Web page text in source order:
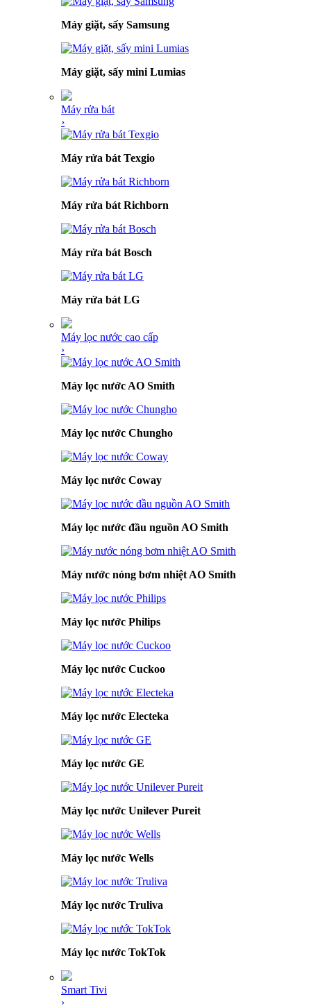
Máy giặt, sấy Samsung
Máy giặt, sấy mini Lumias
Máy rửa bát
›
Máy rửa bát Texgio
Máy rửa bát Richborn
Máy rửa bát Bosch
Máy rửa bát LG
Máy lọc nước cao cấp
›
Máy lọc nước AO Smith
Máy lọc nước Chungho
Máy lọc nước Coway
Máy lọc nước đầu nguồn AO Smith
Máy nước nóng bơm nhiệt AO Smith
Máy lọc nước Philips
Máy lọc nước Cuckoo
Máy lọc nước Electeka
Máy lọc nước GE
Máy lọc nước Unilever Pureit
Máy lọc nước Wells
Máy lọc nước Truliva
Máy lọc nước TokTok
Smart Tivi
›